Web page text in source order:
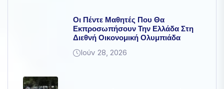
Οι Πέντε Μαθητές Που Θα
Εκπροσωπήσουν Την Ελλάδα Στη
Διεθνή Οικονομική Ολυμπιάδα
Ιούν 28, 2026